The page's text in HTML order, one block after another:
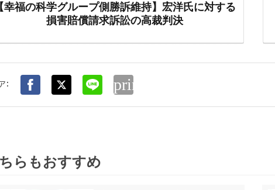
幸福の科学グループ側勝訴維持】宏洋氏に対する
損害賠償請求訴訟の高裁判決
： print
らもおすすめ